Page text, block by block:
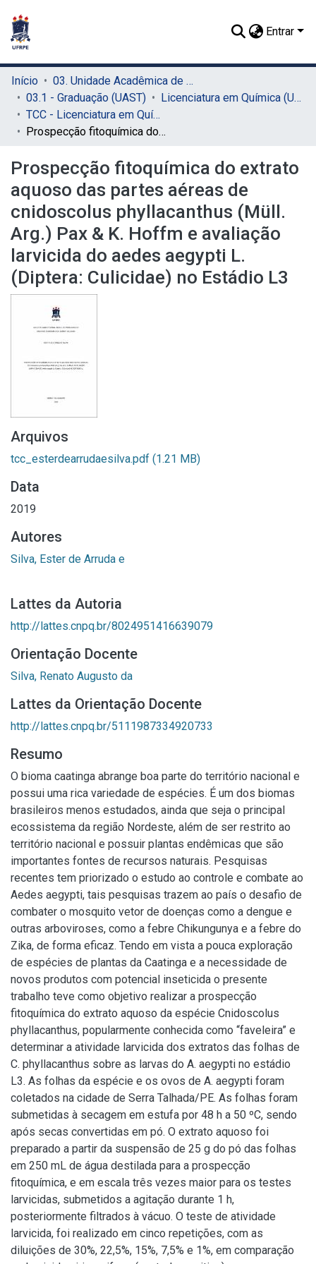
Entrar
Início
03. Unidade Acadêmica de Serra Talhada (UAST)
03.1 - Graduação (UAST)
Licenciatura em Química (UAST)
TCC - Licenciatura em Química (UAST)
Prospecção fitoquímica do extrato aquoso das partes aéreas de cnidoscolus phyllacanthus (Müll. Arg.) Pax & K. Hoffm e avaliação larvicida do aedes aegypti L. (Diptera: Culicidae) no Estádio L3
Prospecção fitoquímica do extrato
aquoso das partes aéreas de
cnidoscolus phyllacanthus (Müll.
Arg.) Pax & K. Hoffm e avaliação
larvicida do aedes aegypti L.
(Diptera: Culicidae) no Estádio L3
Arquivos
tcc_esterdearrudaesilva.pdf (1.21 MB)
Data
2019
Autores
Silva, Ester de Arruda e
Lattes da Autoria
http://lattes.cnpq.br/8024951416639079
Orientação Docente
Silva, Renato Augusto da
Lattes da Orientação Docente
http://lattes.cnpq.br/5111987334920733
Resumo
O bioma caatinga abrange boa parte do território nacional e
possui uma rica variedade de espécies. É um dos biomas
brasileiros menos estudados, ainda que seja o principal
ecossistema da região Nordeste, além de ser restrito ao
território nacional e possuir plantas endêmicas que são
importantes fontes de recursos naturais. Pesquisas
recentes tem priorizado o estudo ao controle e combate ao
Aedes aegypti, tais pesquisas trazem ao país o desafio de
combater o mosquito vetor de doenças como a dengue e
outras arboviroses, como a febre Chikungunya e a febre do
Zika, de forma eficaz. Tendo em vista a pouca exploração
de espécies de plantas da Caatinga e a necessidade de
novos produtos com potencial inseticida o presente
trabalho teve como objetivo realizar a prospecção
fitoquímica do extrato aquoso da espécie Cnidoscolus
phyllacanthus, popularmente conhecida como “faveleira” e
determinar a atividade larvicida dos extratos das folhas de
C. phyllacanthus sobre as larvas do A. aegypti no estádio
L3. As folhas da espécie e os ovos de A. aegypti foram
coletados na cidade de Serra Talhada/PE. As folhas foram
submetidas à secagem em estufa por 48 h a 50 ºC, sendo
após secas convertidas em pó. O extrato aquoso foi
preparado a partir da suspensão de 25 g do pó das folhas
em 250 mL de água destilada para a prospecção
fitoquímica, e em escala três vezes maior para os testes
larvicidas, submetidos a agitação durante 1 h,
posteriormente filtrados à vácuo. O teste de atividade
larvicida, foi realizado em cinco repetições, com as
diluições de 30%, 22,5%, 15%, 7,5% e 1%, em comparação